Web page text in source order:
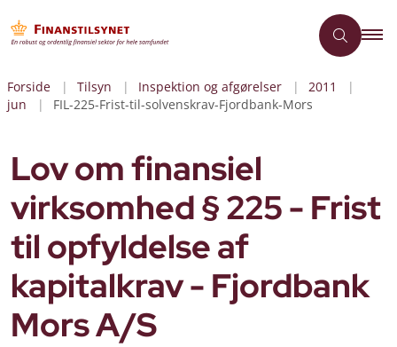
Forside Tilsyn Inspektion og afgørelser
2011
jun
FIL-225-Frist-til-solvenskrav-Fjordbank-Mors
Lov om finansiel
virksomhed § 225 - Frist
til opfyldelse af
kapitalkrav - Fjordbank
Mors A/S